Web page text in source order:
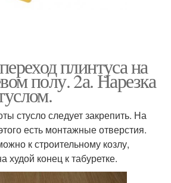
плинтуса на
полу. 2а. Нарезка
стусло следует закрепить. На
есть монтажные отверстия.
к строительному козлу,
худой конец к табуретке.